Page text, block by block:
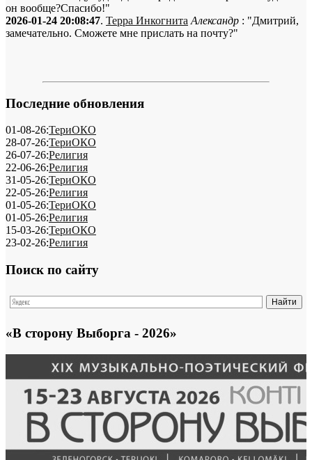
он вообще?Спасибо!"
2026-01-24 20:08:47. Терра Инкогнита Александр : "Дмитрий,
замечательно. Сможете мне прислать на почту?"
Последние обновления
01-08-26:ТериОКО
28-07-26:ТериОКО
26-07-26:Религия
22-06-26:Религия
31-05-26:ТериОКО
22-05-26:Религия
01-05-26:ТериОКО
01-05-26:Религия
15-03-26:ТериОКО
23-02-26:Религия
Поиск по сайту
«В сторону Выборга - 2026»